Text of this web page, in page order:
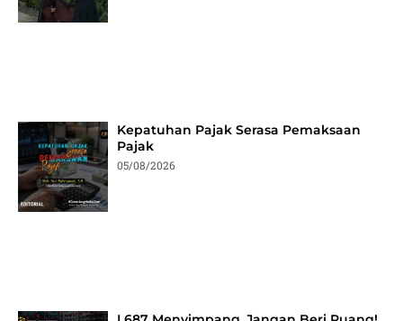
Kepatuhan Pajak Serasa Pemaksaan
Pajak
05/08/2026